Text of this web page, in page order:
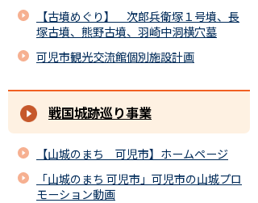
【古墳めぐり】 次郎兵衛塚１号墳、長
塚古墳、熊野古墳、羽崎中洞横穴墓
可児市観光交流館個別施設計画
戦国城跡巡り事業
【山城のまち 可児市】ホームページ
「山城のまち 可児市」可児市の山城プロ
モーション動画